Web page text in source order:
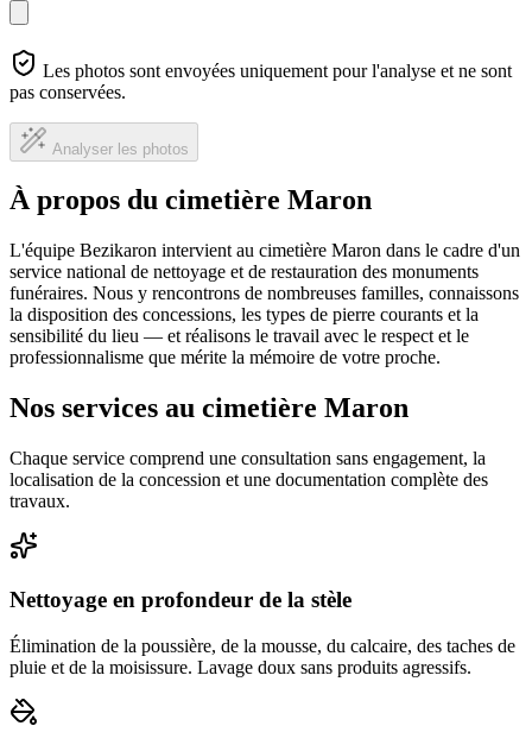
Les photos sont envoyées uniquement pour l'analyse et ne sont
pas conservées.
Analyser les photos
À propos du cimetière Maron
L'équipe Bezikaron intervient au cimetière Maron dans le cadre d'un
service national de nettoyage et de restauration des monuments
funéraires. Nous y rencontrons de nombreuses familles, connaissons
la disposition des concessions, les types de pierre courants et la
sensibilité du lieu — et réalisons le travail avec le respect et le
professionnalisme que mérite la mémoire de votre proche.
Nos services au cimetière Maron
Chaque service comprend une consultation sans engagement, la
localisation de la concession et une documentation complète des
travaux.
Nettoyage en profondeur de la stèle
Élimination de la poussière, de la mousse, du calcaire, des taches de
pluie et de la moisissure. Lavage doux sans produits agressifs.